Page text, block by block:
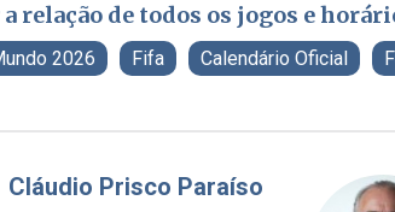
a relação de todos os jogos e
2026 Fifa Calendário Oficial
Prisco Paraíso